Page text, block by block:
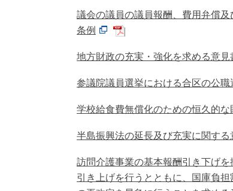
議会の議員の議員報酬、費用弁償
条例
地方財政の充実・強化を求める意見
参議院議員選挙における合区の公
学校給食費無償化のための恒久的
半島振興法の延長及び充実に関する
訪問介護事業の基本報酬引き下げ
引き上げを行うとともに、国庫負